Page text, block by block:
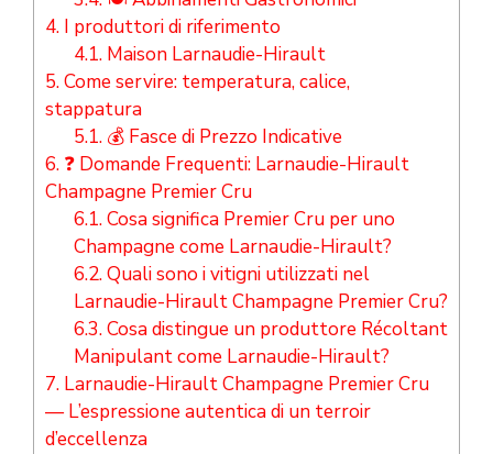
4. I produttori di riferimento
4.1.Maison Larnaudie-Hirault
5.Come servire: temperatura, calice,
stappatura
5.1.💰 Fasce di Prezzo Indicative
6. ❓ Domande Frequenti: Larnaudie-Hirault
Champagne Premier Cru
6.1.Cosa significa Premier Cru per uno
Champagne come Larnaudie-Hirault?
6.2.Quali sono i vitigni utilizzati nel
Larnaudie-Hirault Champagne Premier Cru?
6.3.Cosa distingue un produttore Récoltant
Manipulant come Larnaudie-Hirault?
7. Larnaudie-Hirault Champagne Premier Cru
— L’espressione autentica di un terroir
d’eccellenza